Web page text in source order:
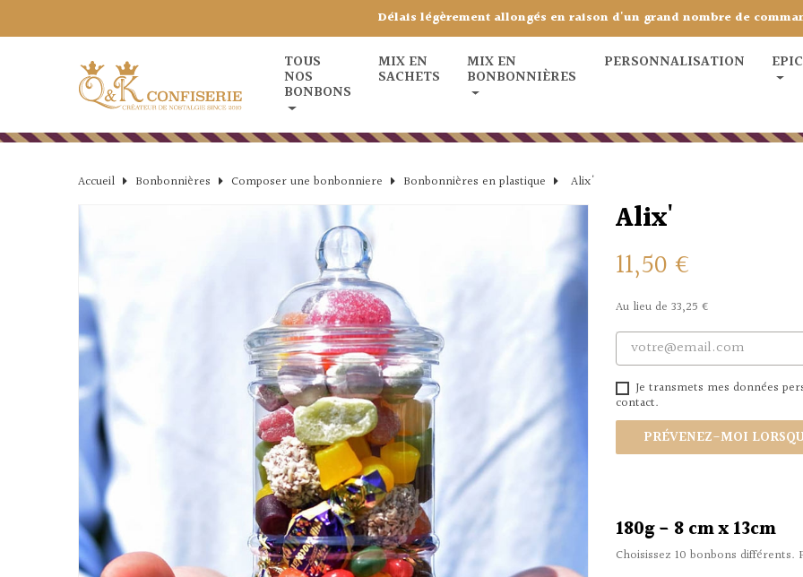
Délais légèrement allongés en raison d'un grand nombre de
TOUS
NOS
BONBONS
MIX EN
SACHETS
MIX EN
BONBONNIÈRES
PERSONNALISATION
Accueil Bonbonnières Composer une bonbonniere Bonbonnières en plastique Alix'
Alix'
11,50 €
Au lieu de 33,25 €
Je transmets mes données
contact.
PRÉVENEZ-MOI
180g - 8 cm x 13cm
Choisissez 10 bonbons